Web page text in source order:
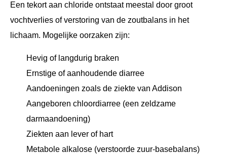
Een tekort aan chloride ontstaat meestal door groot
vochtverlies of verstoring van de zoutbalans in het
lichaam. Mogelijke oorzaken zijn:
Hevig of langdurig braken
Ernstige of aanhoudende diarree
Aandoeningen zoals de ziekte van Addison
Aangeboren chloordiarree (een zeldzame
darmaandoening)
Ziekten aan lever of hart
Metabole alkalose (verstoorde zuur-basebalans)